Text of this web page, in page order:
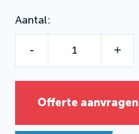
Aantal
- +
Offerte aanvragen